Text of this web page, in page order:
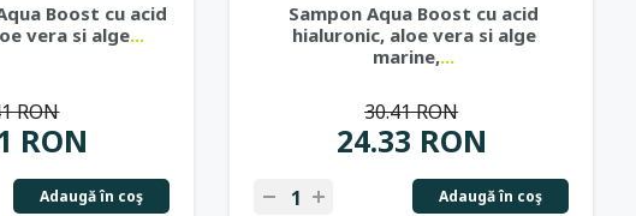
Boost cu acid
vera si alge...
RON
RON
Adaugă în coş
Sampon Aqua Boost cu acid
hialuronic, aloe vera si alge
marine,...
24.33 RON
30.41 RON
Adaugă în coş